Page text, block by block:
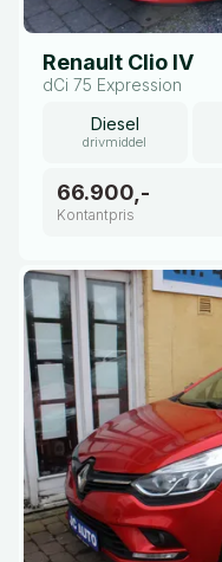
Renault Clio IV
dCi 75 Expression
Diesel
drivmiddel
66.900,-
Kontantpris